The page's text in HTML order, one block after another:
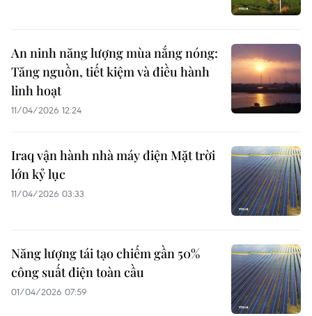
An ninh năng lượng mùa nắng nóng:
Tăng nguồn, tiết kiệm và điều hành
linh hoạt
11/04/2026 12:24
Iraq vận hành nhà máy điện Mặt trời
lớn kỷ lục
11/04/2026 03:33
Năng lượng tái tạo chiếm gần 50%
công suất điện toàn cầu
01/04/2026 07:59